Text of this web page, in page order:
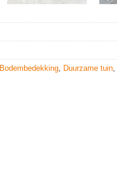
Bodembedekking, Duurzame tuin,